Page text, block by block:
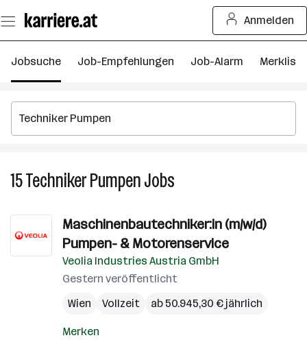
Seiteninhalt
springen
Anmelden
Jobsuche Job-Empfehlungen Job-Alarm Merkliste
15Techniker PumpenJobs
Jobs
Maschinenbautechniker:in (m/w/d)
Pumpen- & Motorenservice
Veolia Industries Austria GmbH
Gestern veröffentlicht
Wien
Vollzeit ab 50.945,30 € jährlich
Merken